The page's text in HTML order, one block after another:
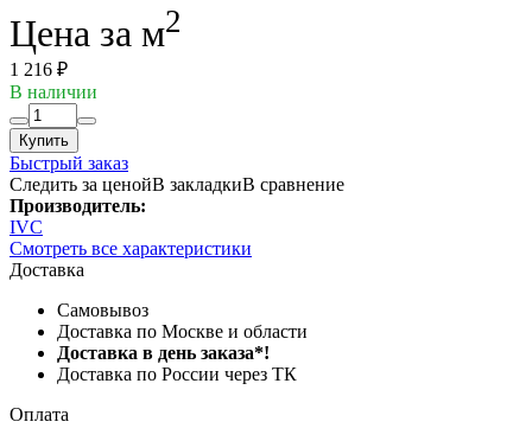
Цена за м2
1 216 ₽
В наличии
Купить
Быстрый заказ
Следить за ценойВ закладкиВ сравнение
Производитель:
IVC
Смотреть все характеристики
Доставка
Самовывоз
Доставка по Москве и области
Доставка в день заказа*!
Доставка по России через ТК
Оплата